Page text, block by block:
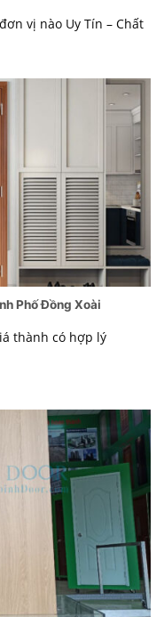
vị nào Uy Tín – Chất
Phố Đồng Xoài
thành có hợp lý